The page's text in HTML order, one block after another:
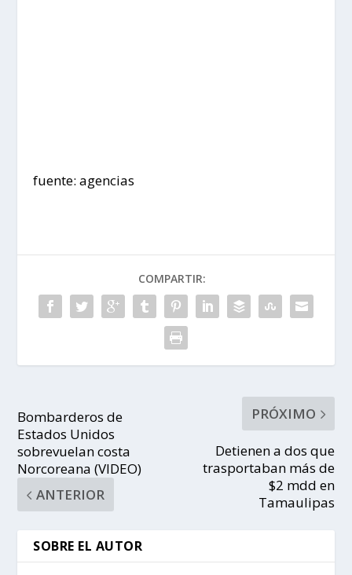
fuente: agencias
COMPARTIR:
Bombarderos de
Estados Unidos
sobrevuelan costa
Norcoreana (VIDEO)
ANTERIOR
PRÓXIMO
Detienen a dos que
trasportaban más de
$2 mdd en
Tamaulipas
SOBRE EL AUTOR